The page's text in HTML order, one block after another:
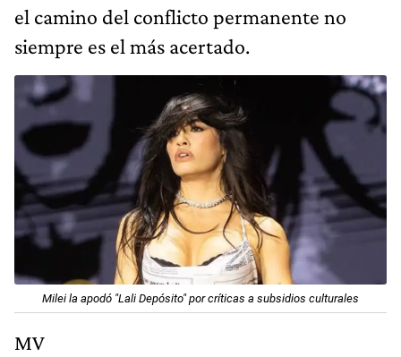
el camino del conflicto permanente no
siempre es el más acertado.
Milei la apodó "Lali Depósito" por críticas a subsidios culturales
MV